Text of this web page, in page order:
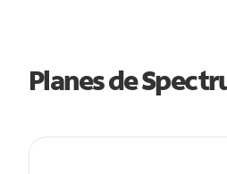
Planes de